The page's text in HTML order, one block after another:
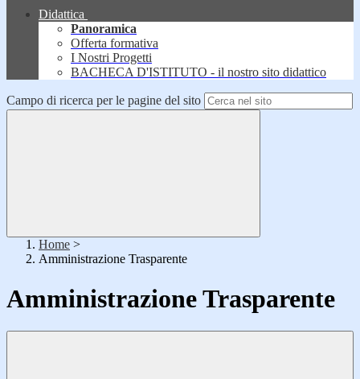
Didattica
Panoramica
Offerta formativa
I Nostri Progetti
BACHECA D'ISTITUTO - il nostro sito didattico
Campo di ricerca per le pagine del sito
Home >
Amministrazione Trasparente
Amministrazione Trasparente